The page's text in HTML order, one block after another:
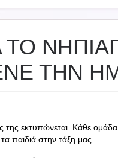
ΤΗΝ
εκτυπώνεται. Κάθε ομάδα
παιδιά στην τάξη μας.